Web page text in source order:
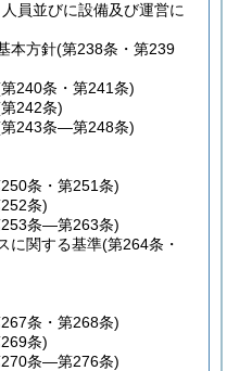
員並びに設備及び運営に
本方針(第238条・第239
240条・第241条)
242条)
243条―第248条)
条・第251条)
条)
条―第263条)
に関する基準(第264条・
条・第268条)
条)
条―第276条)